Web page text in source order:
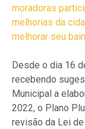
moradoras
melhorias da
melhorar seu
Desde o dia 16
recebendo
Municipal a
2022, o Plano
revisão da Lei